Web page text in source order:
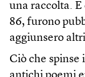
una raccolta.
86, furono
aggiunsero
Ciò che spinse